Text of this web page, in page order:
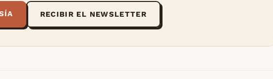
RECIBIR EL NEWSLETTER